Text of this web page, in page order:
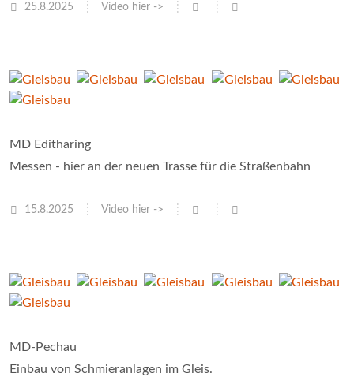
25.8.2025 Video hier ->
MD Editharing
Messen - hier an der neuen Trasse für die Straßenbahn
15.8.2025 Video hier ->
MD-Pechau
Einbau von Schmieranlagen im Gleis.